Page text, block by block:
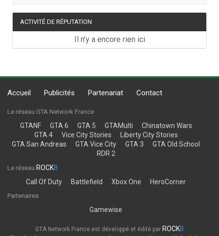
ACTIVITÉ DE RÉPUTATION
Il n’y a encore rien ici
Accueil Publicités Partenariat Contact
Le réseau GTA Network France
GTANF GTA 6 GTA 5 GTAMulti
Chinatown Wars
GTA 4
Vice City Stories
Liberty City Stories
GTA San Andreas
GTA Vice City GTA 3
GTA Old School
RDR 2
Le réseau ROCK8
Call Of Duty
Battlefield Xbox One HeroCorner
Partenaires
Gamewise
GTA Network France est développé et édité par ROCK8